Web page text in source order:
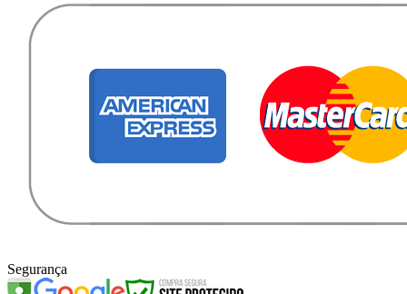
Segurança